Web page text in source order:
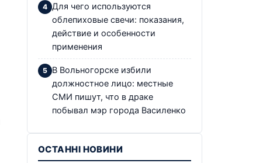
Для чего используются
облепиховые свечи: показания,
действие и особенности
применения
В Вольногорске избили
должностное лицо: местные
СМИ пишут, что в драке
побывал мэр города Василенко
ОСТАННІ НОВИНИ